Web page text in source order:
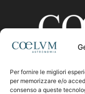
Per fornire le migliori
per memorizzare e/o
consenso a queste